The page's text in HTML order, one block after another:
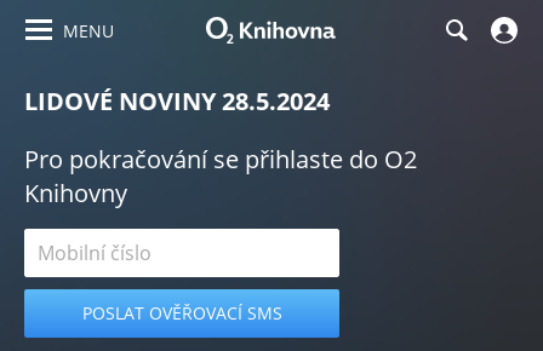
MENU
LIDOVÉ NOVINY 28.5.2024
Pro pokračování se přihlaste do O2
Knihovny